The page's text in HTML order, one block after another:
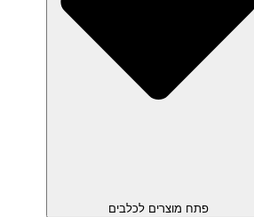
פתח מוצרים לכלבים